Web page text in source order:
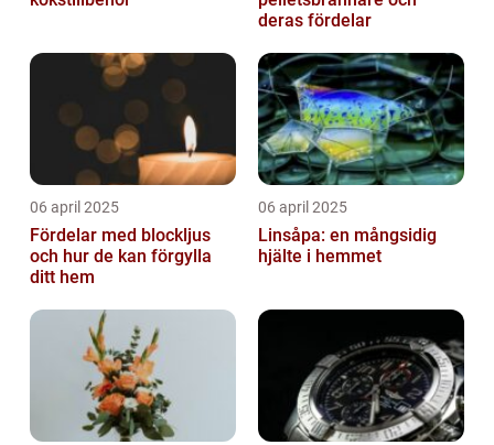
deras fördelar
06 april 2025
Fördelar med blockljus
och hur de kan förgylla
ditt hem
06 april 2025
Linsåpa: en mångsidig
hjälte i hemmet